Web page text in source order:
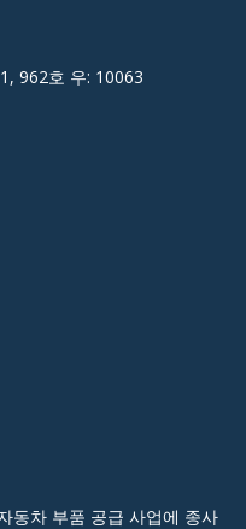
962호 우: 10063
동차 부품 공급 사업에 종사